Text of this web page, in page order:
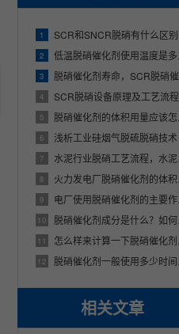
1 SCR和SNCR脱硝有什么区别？SCR脱硝技术与SNCR脱硝技术的不同之处
2 低温脱硝催化剂使用温度是多少？适用哪些行业？
3 脱硝催化剂寿命，SCR脱硝催化剂使用寿命多少年
4 SCR脱硝设备原理及工艺流程
5 脱硝催化剂的体积用量应该怎么样来计算呢？
6 浅析工业硅烟气脱硫脱硝技术
7 水泥行业脱硝工艺流程，水泥厂的烟气是怎样脱硝的
8 火力发电厂脱硝催化剂的体积该应该怎么样来进行确定
9 电厂使用脱硝催化剂的主要作用是什么
10 脱硝催化剂成分是什么？如何进行选型？
11 怎么样来计算一下脱硝催化剂的体积用量？
12 脱硝催化剂一般使用多少时间，脱硝催化剂能够使用多久？
相关文章